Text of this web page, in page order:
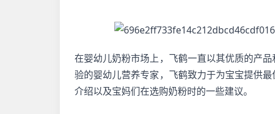
在婴幼儿奶粉市场上，飞鹤一直以其优质的产
验的婴幼儿营养专家，飞鹤致力于为宝宝提供
介绍以及宝妈们在选购奶粉时的一些建议。